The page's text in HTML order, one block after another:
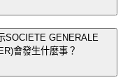
SOCIETE GENERALE
會發生什麼事？